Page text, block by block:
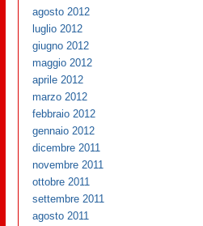
agosto 2012
luglio 2012
giugno 2012
maggio 2012
aprile 2012
marzo 2012
febbraio 2012
gennaio 2012
dicembre 2011
novembre 2011
ottobre 2011
settembre 2011
agosto 2011